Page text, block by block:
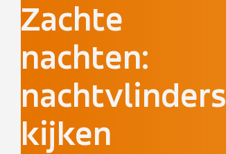
Zachte
nachten:
nachtvlinders
kijken